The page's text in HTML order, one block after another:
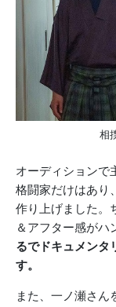
相
オーディションで
格闘家だけはあり
作り上げました。
＆アフター感がハ
るでドキュメンタ
す。
また、一ノ瀬さん